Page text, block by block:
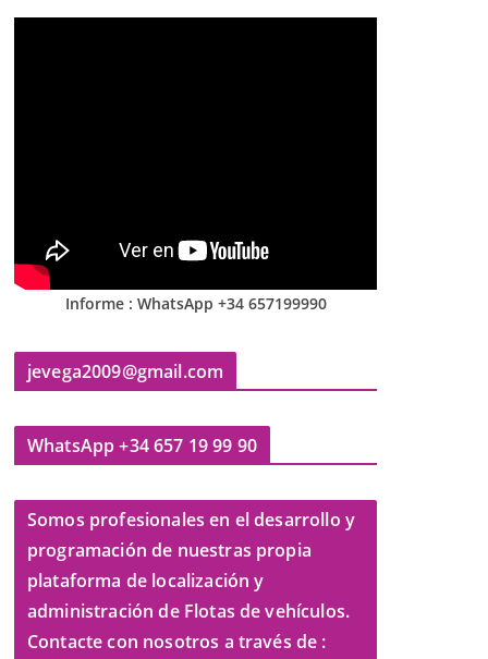
Informe : WhatsApp +34 657199990
jevega2009@gmail.com
WhatsApp +34 657 19 99 90
Somos profesionales en el desarrollo y
programación de nuestras propia
plataforma de localización y
administración de Flotas de vehículos.
Contacte con nosotros a través de :